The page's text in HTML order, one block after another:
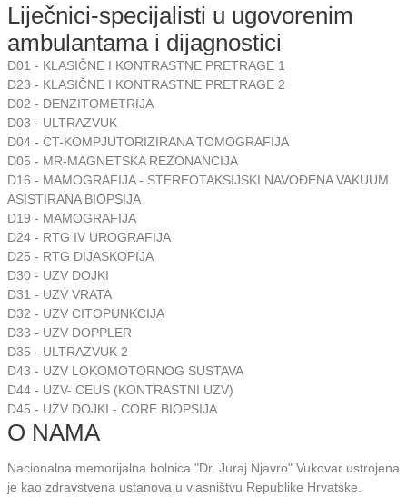
Liječnici-specijalisti u ugovorenim
ambulantama i dijagnostici
D01 - KLASIČNE I KONTRASTNE PRETRAGE 1
D23 - KLASIČNE I KONTRASTNE PRETRAGE 2
D02 - DENZITOMETRIJA
D03 - ULTRAZVUK
D04 - CT-KOMPJUTORIZIRANA TOMOGRAFIJA
D05 - MR-MAGNETSKA REZONANCIJA
D16 - MAMOGRAFIJA - STEREOTAKSIJSKI NAVOĐENA VAKUUM
ASISTIRANA BIOPSIJA
D19 - MAMOGRAFIJA
D24 - RTG IV UROGRAFIJA
D25 - RTG DIJASKOPIJA
D30 - UZV DOJKI
D31 - UZV VRATA
D32 - UZV CITOPUNKCIJA
D33 - UZV DOPPLER
D35 - ULTRAZVUK 2
D43 - UZV LOKOMOTORNOG SUSTAVA
D44 - UZV- CEUS (KONTRASTNI UZV)
D45 - UZV DOJKI - CORE BIOPSIJA
O NAMA
Nacionalna memorijalna bolnica "Dr. Juraj Njavro" Vukovar ustrojena
je kao zdravstvena ustanova u vlasništvu Republike Hrvatske.